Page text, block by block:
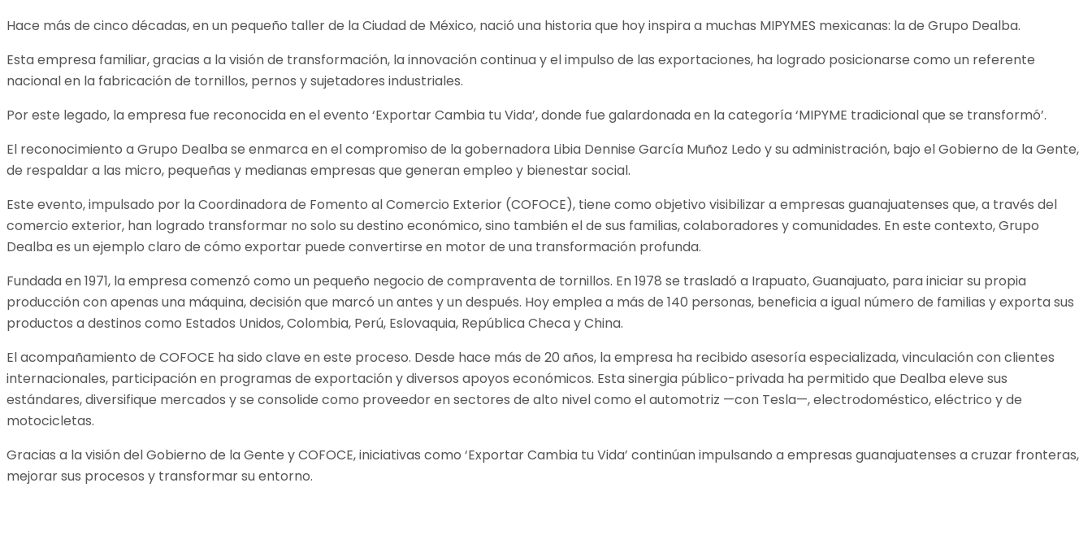
Hace más de cinco décadas, en un pequeño taller de la Ciudad de México, nació una historia que hoy inspira a muchas MIPYMES mexicanas: la de Grupo Dealba.
Esta empresa familiar, gracias a la visión de transformación, la innovación continua y el impulso de las exportaciones, ha logrado posicionarse como un referente
nacional en la fabricación de tornillos, pernos y sujetadores industriales.
Por este legado, la empresa fue reconocida en el evento ‘Exportar Cambia tu Vida’, donde fue galardonada en la categoría ‘MIPYME tradicional que se transformó’.
El reconocimiento a Grupo Dealba se enmarca en el compromiso de la gobernadora Libia Dennise García Muñoz Ledo y su administración, bajo el Gobierno de la Gente,
de respaldar a las micro, pequeñas y medianas empresas que generan empleo y bienestar social.
Este evento, impulsado por la Coordinadora de Fomento al Comercio Exterior (COFOCE), tiene como objetivo visibilizar a empresas guanajuatenses que, a través del
comercio exterior, han logrado transformar no solo su destino económico, sino también el de sus familias, colaboradores y comunidades. En este contexto, Grupo
Dealba es un ejemplo claro de cómo exportar puede convertirse en motor de una transformación profunda.
Fundada en 1971, la empresa comenzó como un pequeño negocio de compraventa de tornillos. En 1978 se trasladó a Irapuato, Guanajuato, para iniciar su propia
producción con apenas una máquina, decisión que marcó un antes y un después. Hoy emplea a más de 140 personas, beneficia a igual número de familias y exporta sus
productos a destinos como Estados Unidos, Colombia, Perú, Eslovaquia, República Checa y China.
El acompañamiento de COFOCE ha sido clave en este proceso. Desde hace más de 20 años, la empresa ha recibido asesoría especializada, vinculación con clientes
internacionales, participación en programas de exportación y diversos apoyos económicos. Esta sinergia público-privada ha permitido que Dealba eleve sus
estándares, diversifique mercados y se consolide como proveedor en sectores de alto nivel como el automotriz —con Tesla—, electrodoméstico, eléctrico y de
motocicletas.
Gracias a la visión del Gobierno de la Gente y COFOCE, iniciativas como ‘Exportar Cambia tu Vida’ continúan impulsando a empresas guanajuatenses a cruzar fronteras,
mejorar sus procesos y transformar su entorno.